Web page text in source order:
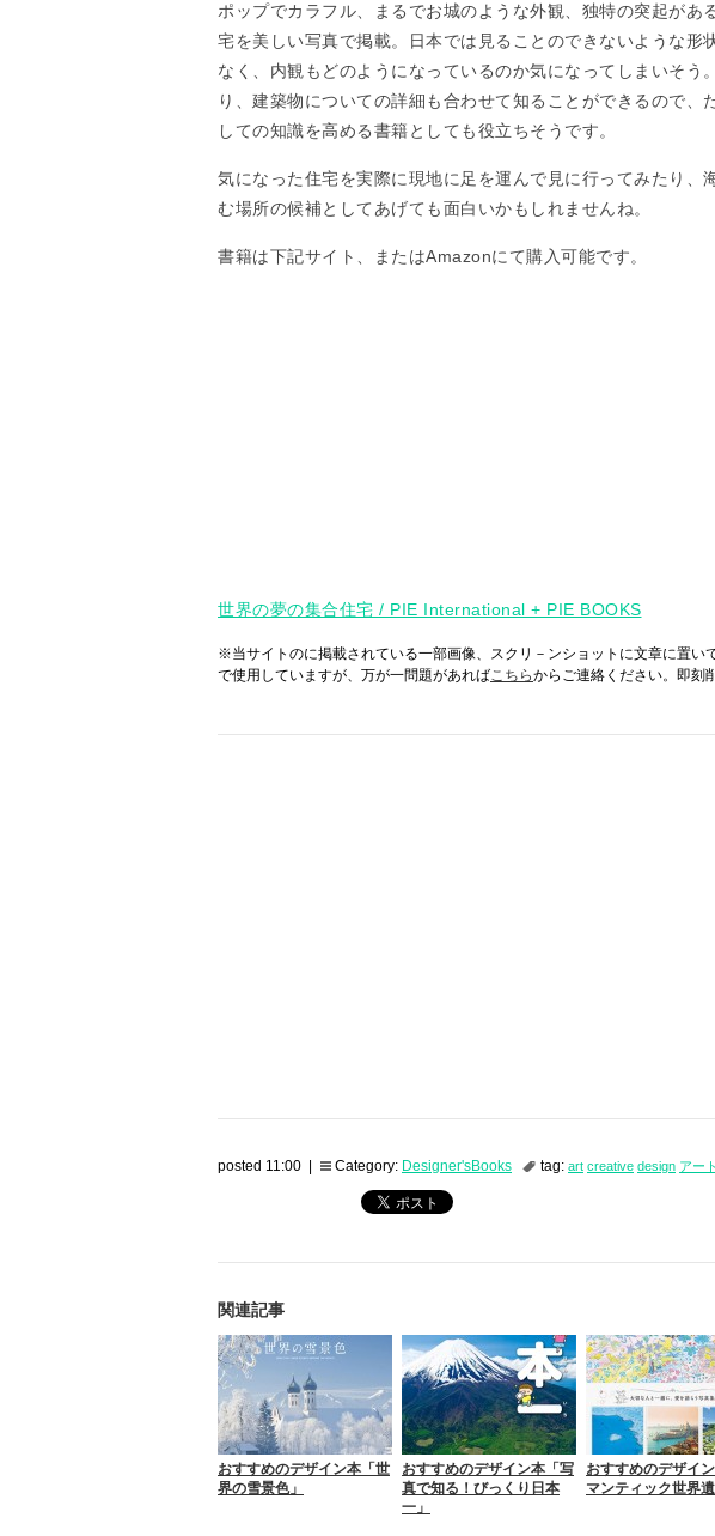
ポップでカラフル、まるでお城のような外観、独特の突起があ
宅を美しい写真で掲載。日本では見ることのできないような形
なく、内観もどのようになっているのか気になってしまいそう
り、建築物についての詳細も合わせて知ることができるので、
しての知識を高める書籍としても役立ちそうです。
気になった住宅を実際に現地に足を運んで見に行ってみたり、
む場所の候補としてあげても面白いかもしれませんね。
書籍は下記サイト、またはAmazonにて購入可能です。
世界の夢の集合住宅 / PIE International + PIE BOOKS
※当サイトのに掲載されている一部画像、スクリ－ンショットに文章に置い
で使用していますが、万が一問題があればこちらからご連絡ください。即刻
posted 11:00 | Category: Designer'sBooks tag: art creative design アート
関連記事
おすすめのデザイン本「世
界の雪景色」
おすすめのデザイン本「写
真で知る！びっくり日本
一」
おすすめのデザイ
マンティック世界遺